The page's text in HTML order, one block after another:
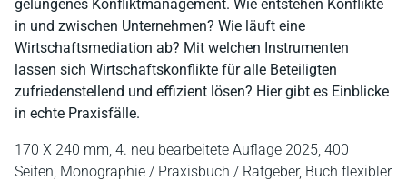
gelungenes Konfliktmanagement. Wie entstehen Konflikte
in und zwischen Unternehmen? Wie läuft eine
Wirtschaftsmediation ab? Mit welchen Instrumenten
lassen sich Wirtschaftskonflikte für alle Beteiligten
zufriedenstellend und effizient lösen? Hier gibt es Einblicke
in echte Praxisfälle.
170 X 240 mm, 4. neu bearbeitete Auflage 2025, 400
Seiten, Monographie / Praxisbuch / Ratgeber, Buch flexibler